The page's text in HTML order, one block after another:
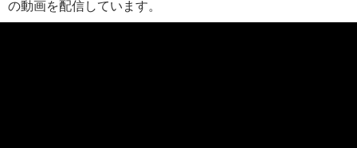
の動画を配信しています。